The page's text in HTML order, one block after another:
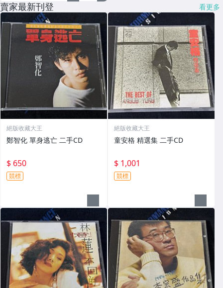
賣家最新刊登 看更多
絕版收藏大王
鄭智化 單身逃亡 二手CD
$ 650
競標
絕版收藏大王
童安格 精選集 二手CD
$ 1,001
競標